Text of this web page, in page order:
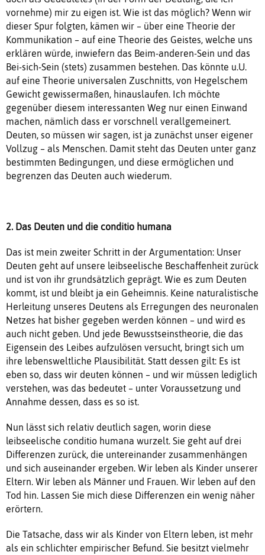
vornehme) mir zu eigen ist. Wie ist das möglich? Wenn wir
dieser Spur folgten, kämen wir – über eine Theorie der
Kommunikation – auf eine Theorie des Geistes, welche uns
erklären würde, inwiefern das Beim-anderen-Sein und das
Bei-sich-Sein (stets) zusammen bestehen. Das könnte u.U.
auf eine Theorie universalen Zuschnitts, von Hegelschem
Gewicht gewissermaßen, hinauslaufen. Ich möchte
gegenüber diesem interessanten Weg nur einen Einwand
machen, nämlich dass er vorschnell verallgemeinert.
Deuten, so müssen wir sagen, ist ja zunächst unser eigener
Vollzug – als Menschen. Damit steht das Deuten unter ganz
bestimmten Bedingungen, und diese ermöglichen und
begrenzen das Deuten auch wiederum.
2. Das Deuten und die conditio humana
Das ist mein zweiter Schritt in der Argumentation: Unser
Deuten geht auf unsere leibseelische Beschaffenheit zurück
und ist von ihr grundsätzlich geprägt. Wie es zum Deuten
kommt, ist und bleibt ja ein Geheimnis. Keine naturalistische
Herleitung unseres Deutens als Erregungen des neuronalen
Netzes hat bisher gegeben werden können – und wird es
auch nicht geben. Und jede Bewusstseinstheorie, die das
Eigensein des Leibes aufzulösen versucht, bringt sich um
ihre lebensweltliche Plausibilität. Statt dessen gilt: Es ist
eben so, dass wir deuten können – und wir müssen lediglich
verstehen, was das bedeutet – unter Voraussetzung und
Annahme dessen, dass es so ist.
Nun lässt sich relativ deutlich sagen, worin diese
leibseelische conditio humana wurzelt. Sie geht auf drei
Differenzen zurück, die untereinander zusammenhängen
und sich auseinander ergeben. Wir leben als Kinder unserer
Eltern. Wir leben als Männer und Frauen. Wir leben auf den
Tod hin. Lassen Sie mich diese Differenzen ein wenig näher
erörtern.
Die Tatsache, dass wir als Kinder von Eltern leben, ist mehr
als ein schlichter empirischer Befund. Sie besitzt vielmehr